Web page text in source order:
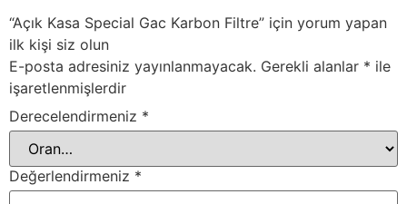
“Açık Kasa Special Gac Karbon Filtre” için yorum yapan
ilk kişi siz olun
E-posta adresiniz yayınlanmayacak. Gerekli alanlar * ile
işaretlenmişlerdir
Derecelendirmeniz *
Değerlendirmeniz *